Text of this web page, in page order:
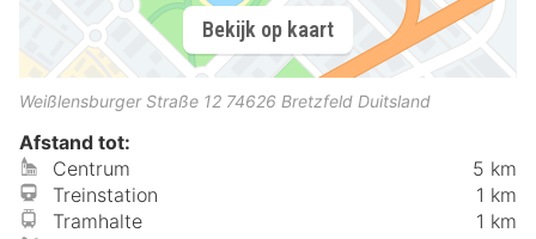
Bekijk op kaart
Weißlensburger Straße 12 74626 Bretzfeld Duitsland
Afstand tot:
Centrum
5 km
Treinstation
1 km
Tramhalte
1 km